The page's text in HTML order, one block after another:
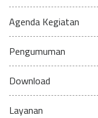
Agenda Kegiatan
Pengumuman
Download
Layanan